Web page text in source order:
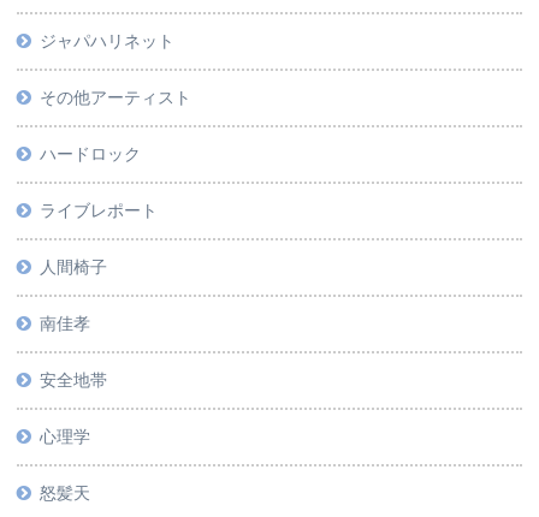
ジャパハリネット
その他アーティスト
ハードロック
ライブレポート
人間椅子
南佳孝
安全地帯
心理学
怒髪天